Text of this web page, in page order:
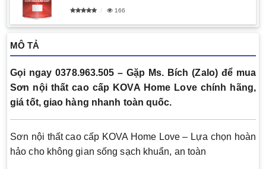
166
MÔ TẢ
Gọi ngay 0378.963.505 – Gặp Ms. Bích (Zalo) để mua
Sơn nội thất cao cấp KOVA Home Love chính hãng,
giá tốt, giao hàng nhanh toàn quốc.
Sơn nội thất cao cấp KOVA Home Love – Lựa chọn hoàn
hảo cho không gian sống sạch khuẩn, an toàn